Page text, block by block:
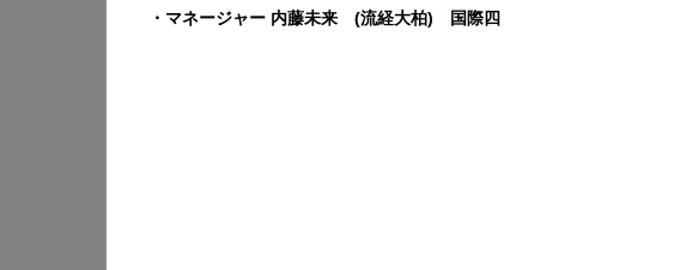
・マネージャー 内藤未来 (流経大柏) 国際四